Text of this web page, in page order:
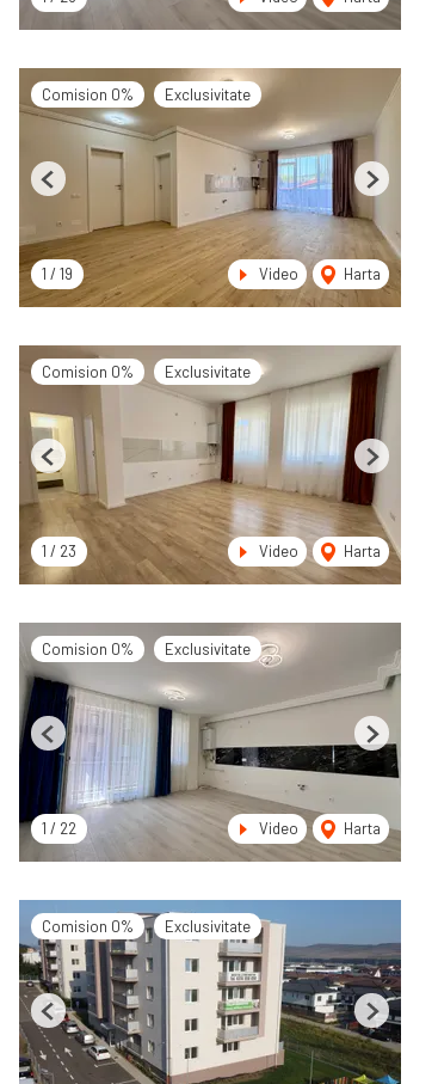
Comision 0% Exclusivitate
1 / 19 Video Harta
Previous Next
Comision 0% Exclusivitate
1 / 23 Video Harta
Previous Next
Comision 0% Exclusivitate
1 / 22 Video Harta
Previous Next
Comision 0% Exclusivitate
Previous Next